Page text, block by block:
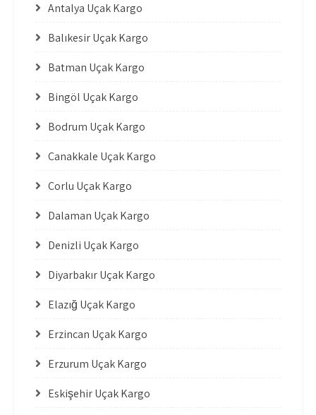
Antalya Uçak Kargo
Balıkesir Uçak Kargo
Batman Uçak Kargo
Bingöl Uçak Kargo
Bodrum Uçak Kargo
Çanakkale Uçak Kargo
Çorlu Uçak Kargo
Dalaman Uçak Kargo
Denizli Uçak Kargo
Diyarbakır Uçak Kargo
Elazığ Uçak Kargo
Erzincan Uçak Kargo
Erzurum Uçak Kargo
Eskişehir Uçak Kargo